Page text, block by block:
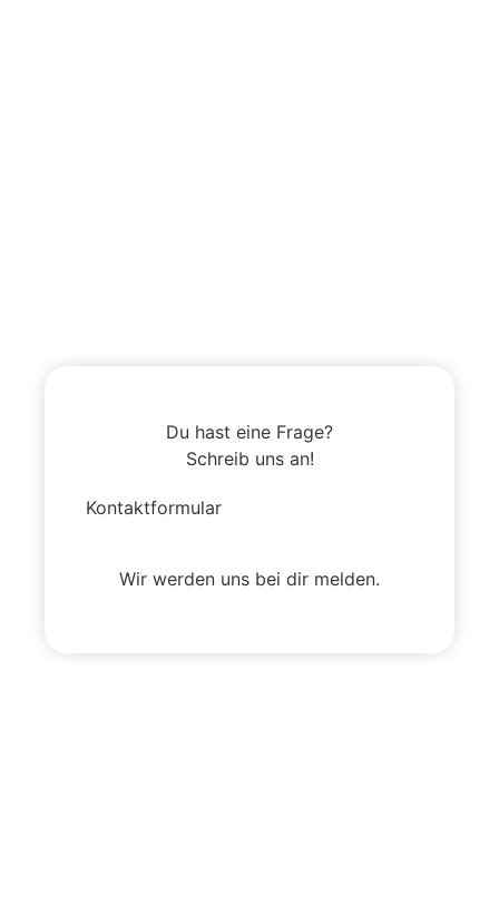
Du hast eine Frage?
Schreib uns an!
Kontaktformular
Wir werden uns bei dir melden.